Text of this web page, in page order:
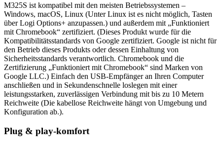
M325S ist kompatibel mit den meisten Betriebssystemen –
Windows, macOS, Linux (Unter Linux ist es nicht möglich, Tasten
über Logi Options+ anzupassen.) und außerdem mit „Funktioniert
mit Chromebook“ zertifiziert. (Dieses Produkt wurde für die
Kompatibilitätsstandards von Google zertifiziert. Google ist nicht für
den Betrieb dieses Produkts oder dessen Einhaltung von
Sicherheitsstandards verantwortlich. Chromebook und die
Zertifizierung „Funktioniert mit Chromebook“ sind Marken von
Google LLC.) Einfach den USB-Empfänger an Ihren Computer
anschließen und in Sekundenschnelle loslegen mit einer
leistungsstarken, zuverlässigen Verbindung mit bis zu 10 Metern
Reichweite (Die kabellose Reichweite hängt von Umgebung und
Konfiguration ab.).
Plug & play-komfort